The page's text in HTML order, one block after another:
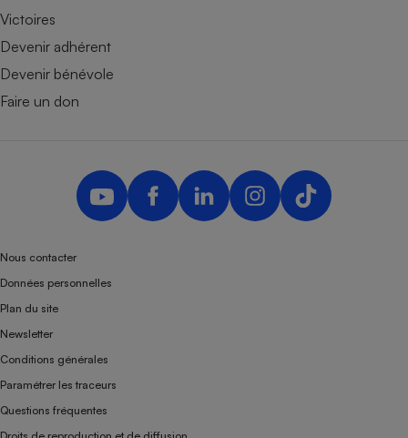
Victoires
Devenir adhérent
Devenir bénévole
Faire un don
Nous contacter
Données personnelles
Plan du site
Newsletter
Conditions générales
Paramétrer les traceurs
Questions fréquentes